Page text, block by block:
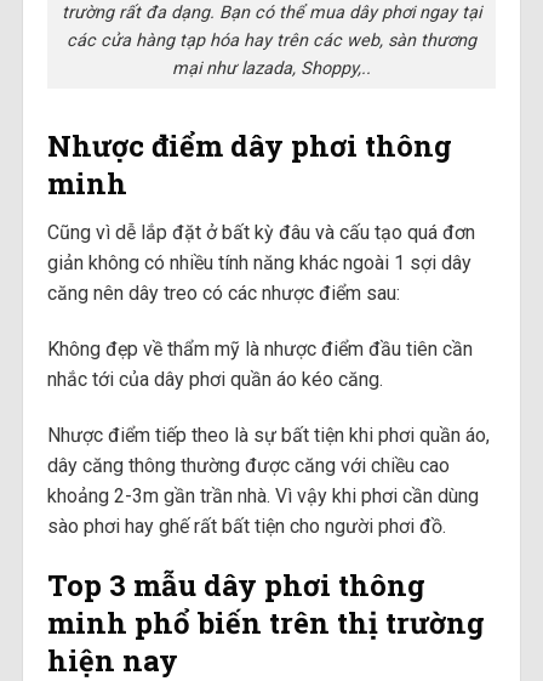
trường rất đa dạng. Bạn có thể mua dây phơi ngay tại
các cửa hàng tạp hóa hay trên các web, sàn thương
mại như lazada, Shoppy,..
Nhược điểm dây phơi thông
minh
Cũng vì dễ lắp đặt ở bất kỳ đâu và cấu tạo quá đơn
giản không có nhiều tính năng khác ngoài 1 sợi dây
căng nên dây treo có các nhược điểm sau:
Không đẹp về thẩm mỹ là nhược điểm đầu tiên cần
nhắc tới của dây phơi quần áo kéo căng.
Nhược điểm tiếp theo là sự bất tiện khi phơi quần áo,
dây căng thông thường được căng với chiều cao
khoảng 2-3m gần trần nhà. Vì vậy khi phơi cần dùng
sào phơi hay ghế rất bất tiện cho người phơi đồ.
Top 3 mẫu dây phơi thông
minh phổ biến trên thị trường
hiện nay